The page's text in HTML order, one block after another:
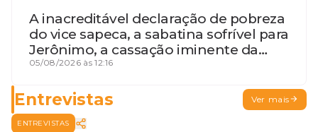
A inacreditável declaração de pobreza
do vice sapeca, a sabatina sofrível para
Jerônimo, a cassação iminente da
desembargadora e a vaga do Quinto
05/08/2026 às 12:16
Entrevistas Ver mais
ENTREVISTAS